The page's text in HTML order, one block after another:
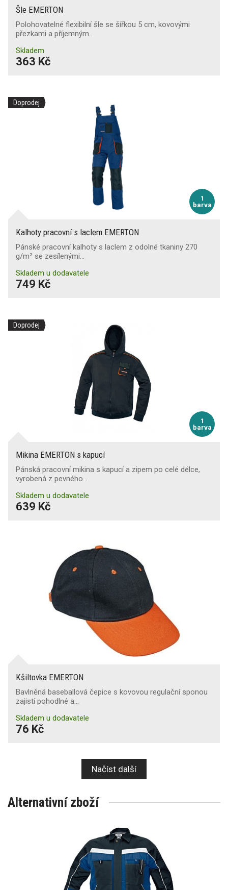
Šle EMERTON
Polohovatelné flexibilní šle se šířkou 5 cm, kovovými
přezkami a příjemným…
Skladem
363 Kč
Doprodej
1
barva
Kalhoty pracovní s laclem EMERTON
Pánské pracovní kalhoty s laclem z odolné tkaniny 270
g/m² se zesílenými…
Skladem u dodavatele
749 Kč
Doprodej
1
barva
Mikina EMERTON s kapucí
Pánská pracovní mikina s kapucí a zipem po celé délce,
vyrobená z pevného…
Skladem u dodavatele
639 Kč
Kšiltovka EMERTON
Bavlněná baseballová čepice s kovovou regulační sponou
zajistí pohodlné a…
Skladem u dodavatele
76 Kč
Načíst další
Alternativní zboží